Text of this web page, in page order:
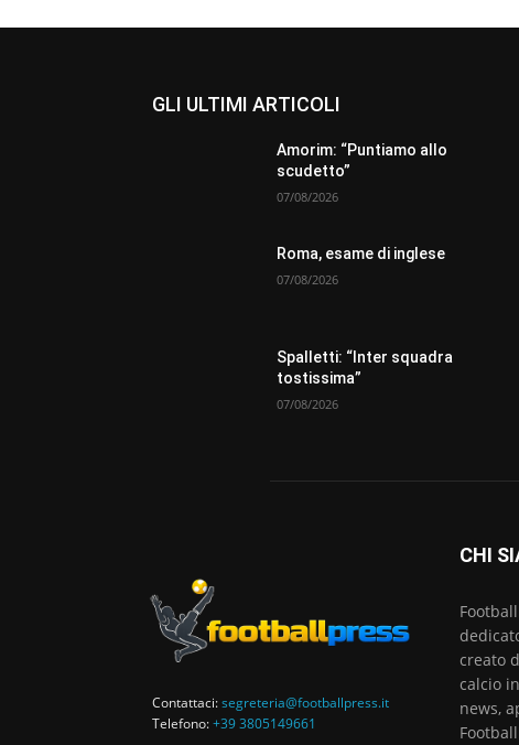
GLI ULTIMI ARTICOLI
Amorim: “Puntiamo allo
scudetto”
07/08/2026
Roma, esame di inglese
07/08/2026
Spalletti: “Inter squadra
tostissima”
07/08/2026
Contattaci:segreteria@footballpress.it
Telefono:+39 3805149661
CHI
creato
calcio
news,